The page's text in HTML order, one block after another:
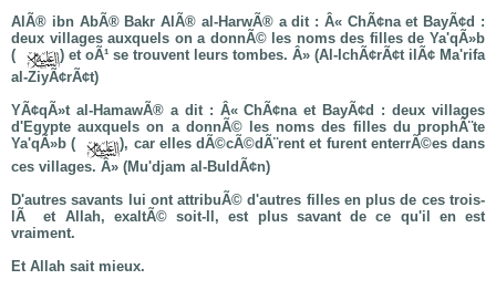
AlÃ® ibn AbÃ® Bakr AlÃ® al-HarwÃ® a dit : Â« ChÃ¢na et BayÃ¢d :
deux villages auxquels on a donnÃ© les noms des filles de Ya'qÃ»b
(
) et oÃ¹ se trouvent leurs tombes. Â» (Al-IchÃ¢rÃ¢t ilÃ¢ Ma'rifa
al-ZiyÃ¢rÃ¢t)
YÃ¢qÃ»t al-HamawÃ® a dit : Â« ChÃ¢na et BayÃ¢d : deux villages
d'Egypte auxquels on a donnÃ© les noms des filles du prophÃ¨te
Ya'qÃ»b (
), car elles dÃ©cÃ©dÃ¨rent et furent enterrÃ©es dans
ces villages. Â» (Mu'djam al-BuldÃ¢n)
D'autres savants lui ont attribuÃ© d'autres filles en plus de ces trois-
lÃ et Allah, exaltÃ© soit-Il, est plus savant de ce qu'il en est
vraiment.
Et Allah sait mieux.